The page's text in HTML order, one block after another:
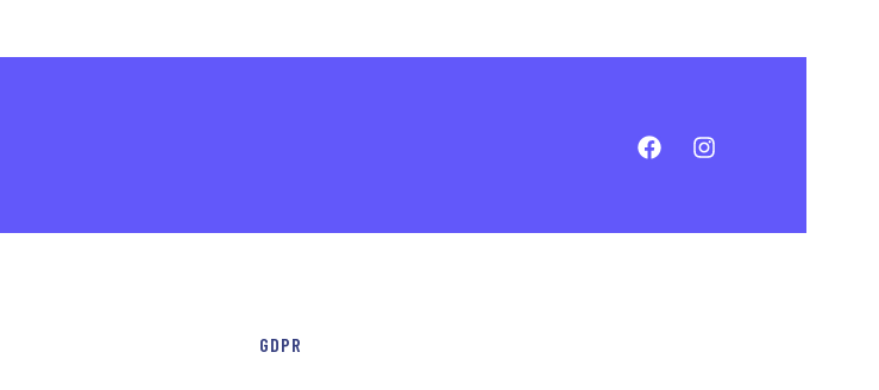
GDPR